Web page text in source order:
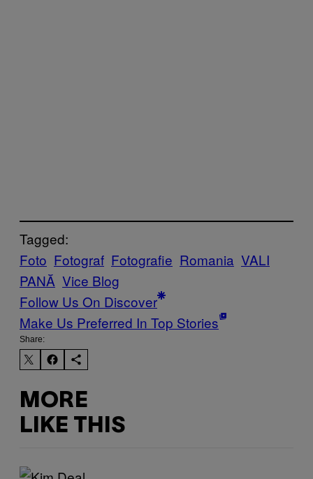
Tagged:
Foto Fotograf Fotografie Romania VALI
PANĂ Vice Blog
Follow Us On Discover
Make Us Preferred In Top Stories
Share:
MORE
LIKE THIS